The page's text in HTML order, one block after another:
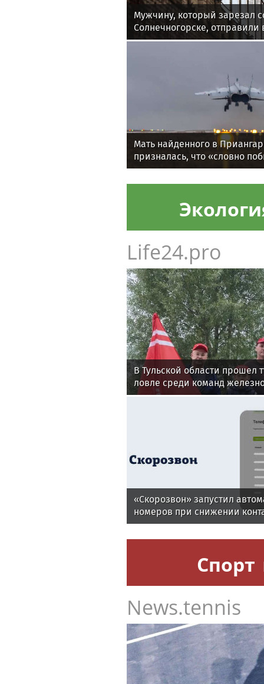
Мужчину, который зарезал
Солнечногорске, отправили
Мать найденного в
призналась, что «словно
В Тульской области прошел
ловле среди команд
«Скорозвон» запустил
номеров при снижении